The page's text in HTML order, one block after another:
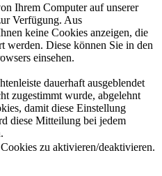
Ihrem Computer auf unserer
Verfügung. Aus
keine Cookies anzeigen, die
werden. Diese können Sie in den
einsehen.
dauerhaft ausgeblendet
zugestimmt wurde, abgelehnt
damit diese Einstellung
diese Mitteilung bei jedem
zu aktivieren/deaktivieren.